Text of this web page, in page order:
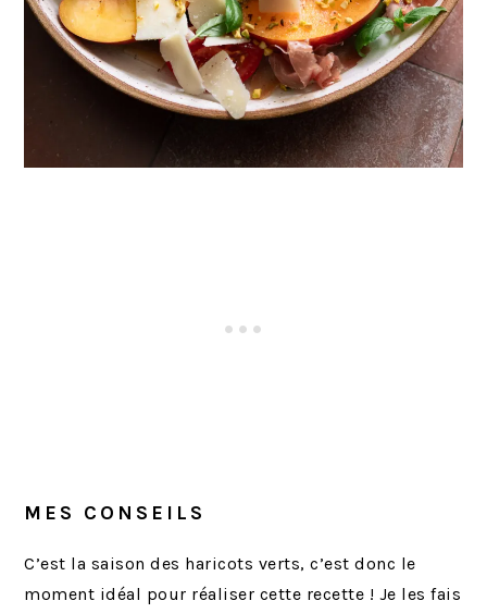
MES CONSEILS
C’est la saison des haricots verts, c’est donc le
moment idéal pour réaliser cette recette ! Je les fais